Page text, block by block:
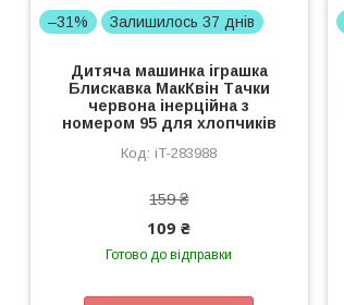
–31% Залишилось 37 днів
Дитяча машинка іграшка
Блискавка МакКвін Тачки
червона інерційна з
номером 95 для хлопчиків
iT-283988
159 ₴
109 ₴
Готово до відправки